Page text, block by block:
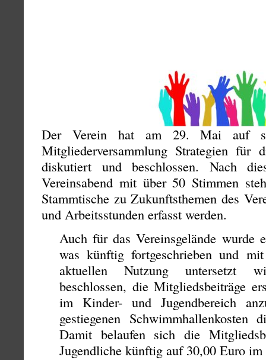
Der Verein hat am 29. Mai auf
Mitgliederversammlung Strategien für
diskutiert und beschlossen. Nach
Vereinsabend mit über 50 Stimmen
Stammtische zu Zukunftsthemen des
und Arbeitsstunden erfasst werden.
Auch für das Vereinsgelände wurde
was künftig fortgeschrieben und
aktuellen Nutzung untersetzt
beschlossen, die Mitgliedsbeiträge
im Kinder- und Jugendbereich
gestiegenen Schwimmhallenkosten
Damit belaufen sich die
Jugendliche künftig auf 30,00 Euro